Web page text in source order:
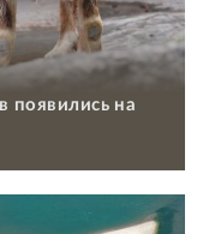
появились на